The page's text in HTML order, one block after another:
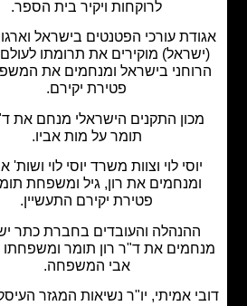
לרוקחות ויקיר בית הספר.
אגודת עורכי הפטנטים בישראל וארגון AIPPI
מוקירים את תרומתו לעולם הקניין
בישראל ומנחמים את המשפחה על
פטירת יקירם.
התקנים הישראלי מנחם את ד"ר רון
תומר על מות אביו.
לוי וצוות משרד יוסי לוי ושות' אבלים
את רון, גיל ומשפחת תומר על
פטירת יקירם התעשיין.
והעובדים בחברת כתר ישראל
את ד"ר רון תומר ומשפחתו על מות
אבי המשפחה.
אמיתי, יו"ר נשיאות המגזר העיסקי וחברי